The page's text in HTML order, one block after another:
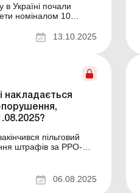
в Україні почали
номіналом 10
округленням суми. У
це впливає на
Із 1 жовтня ...
13.10.2025
накладається
пільговий
штрафів за РРО-
сплатити штраф,
допущено до цієї
06.08.2025